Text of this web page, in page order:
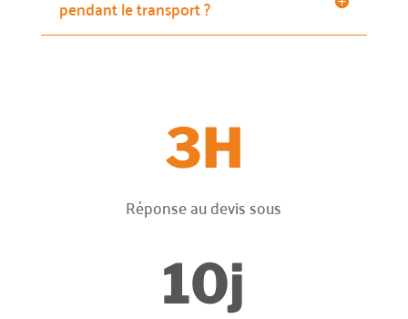
pendant le transport ?
3H
Réponse au devis sous
10j